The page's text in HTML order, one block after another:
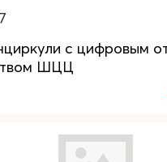
с цифровым
ШЦЦ